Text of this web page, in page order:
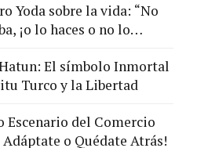
Yoda sobre la vida: “No
¡o lo haces o no lo
El símbolo Inmortal
Turco y la Libertad
Escenario del Comercio
o Quédate Atrás!